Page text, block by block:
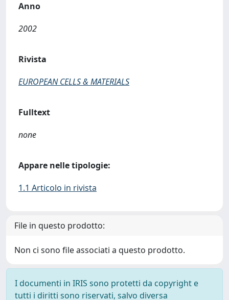
Anno
2002
Rivista
EUROPEAN CELLS & MATERIALS
Fulltext
none
Appare nelle tipologie:
1.1 Articolo in rivista
File in questo prodotto:
Non ci sono file associati a questo prodotto.
I documenti in IRIS sono protetti da copyright e
tutti i diritti sono riservati, salvo diversa